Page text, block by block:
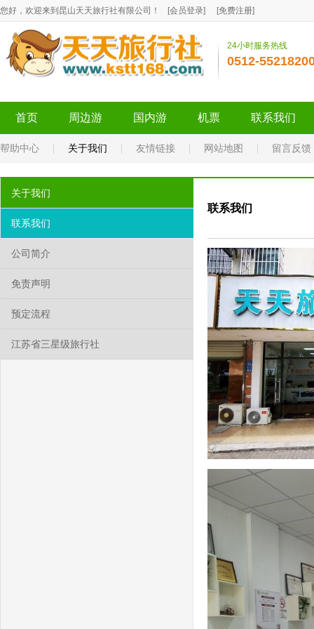
您好，欢迎来到昆山天天旅行社有限公司！ [会员登录] [免费注册]
24小时服务热线
0512-
首页 周边游 国内游 机票 联系我们
帮助中心 关于我们 友情链接 网站地图 留言反馈
关于我们
联系我们
公司简介
免责声明
预定流程
江苏省三星级旅行社
联系我们